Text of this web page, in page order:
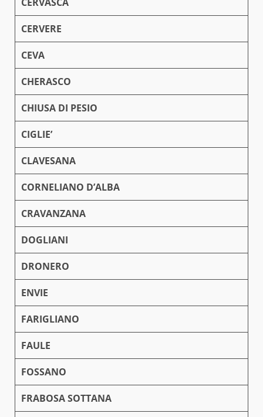
CERVERE
CEVA
CHERASCO
CHIUSA DI PESIO
CIGLIE’
CLAVESANA
CORNELIANO D’ALBA
CRAVANZANA
DOGLIANI
DRONERO
ENVIE
FARIGLIANO
FAULE
FOSSANO
FRABOSA SOTTANA